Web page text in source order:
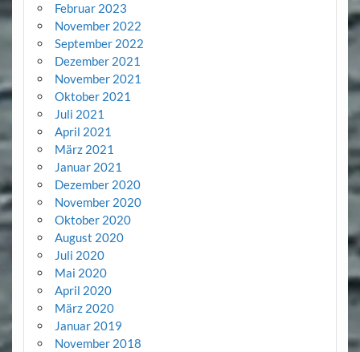
Februar 2023
November 2022
September 2022
Dezember 2021
November 2021
Oktober 2021
Juli 2021
April 2021
März 2021
Januar 2021
Dezember 2020
November 2020
Oktober 2020
August 2020
Juli 2020
Mai 2020
April 2020
März 2020
Januar 2019
November 2018